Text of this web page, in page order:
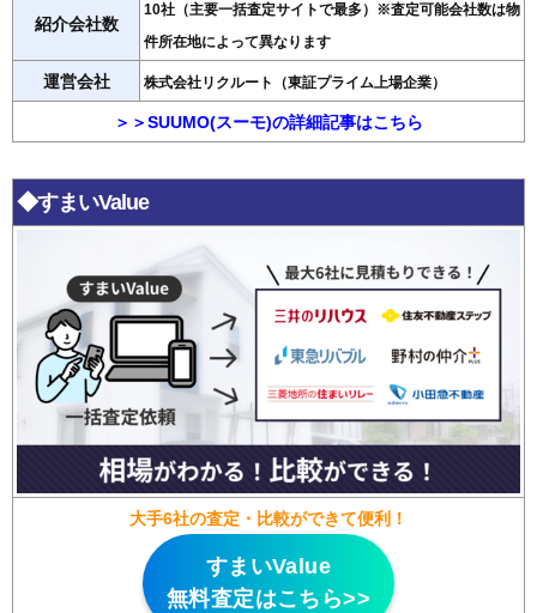
紹介会社数
10社（主要一括査定サイトで最多）※査定可能会社数は物
件所在地によって異なります
運営会社 株式会社リクルート（東証プライム上場企業）
＞＞SUUMO(スーモ)の詳細記事はこちら
◆すまいValue
大手6社の査定・比較ができて便利！
すまいValue
無料査定はこちら>>